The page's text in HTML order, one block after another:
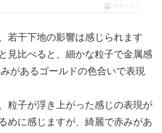
ポチップ
若干下地の影響は感じられます
見比べると、細かな粒子で金属感
があるゴールドの色合いで表現
粒子が浮き上がった感じの表現が
めに感じますが、綺麗で赤みがあ